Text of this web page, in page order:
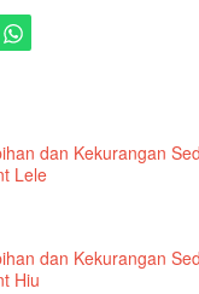
dan Kekurangan
Lele
dan Kekurangan
Hiu